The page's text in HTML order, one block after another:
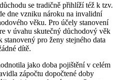
se tradičně přihlíží též k tzv.
dne vzniku nároku na invalidní
věku. Pro účely stanovení
v úvahu skutečný důchodový věk
pro ženy stejného data
dítě.
jako doba pojištění v celém
zápočtu dopočtené doby